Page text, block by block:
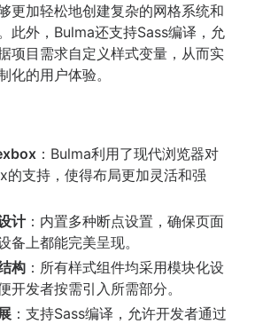
更加轻松地创建复杂的网格系统和
此外，Bulma还支持Sass编译，允
项目需求自定义样式变量，从而实
化的用户体验。
：Bulma利用了现代浏览器对
的支持，使得布局更加灵活和强
计：内置多种断点设置，确保页面
备上都能完美呈现。
构 ：所有样式组件均采用模块化设
开发者按需引入所需部分。
：支持Sass编译，允许开发者通过